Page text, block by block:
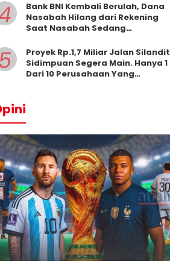
Bank BNI Kembali Berulah, Dana
Nasabah Hilang dari Rekening
Saat Nasabah Sedang
Proyek Rp.1,7 Miliar Jalan Silandit
Sidimpuan Segera Main. Hanya 1
Dari 10 Perusahaan Yang